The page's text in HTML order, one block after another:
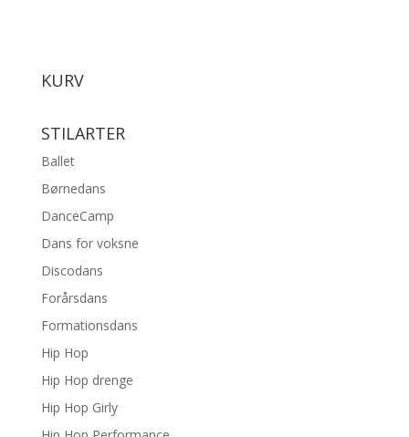
KURV
STILARTER
Ballet
Børnedans
DanceCamp
Dans for voksne
Discodans
Forårsdans
Formationsdans
Hip Hop
Hip Hop drenge
Hip Hop Girly